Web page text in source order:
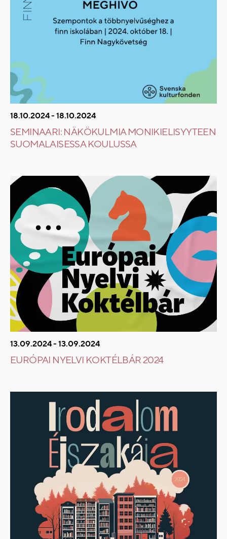
18.10.2024 - 18.10.2024
SEMINAARI: NÄKÖKULMIA MONIKIELISYYTEEN
SUOMALAISESSA KOULUSSA
13.09.2024 - 13.09.2024
EURÓPAI NYELVI KOKTÉLBÁR 2024